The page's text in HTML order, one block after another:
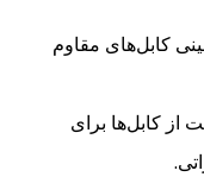
کابل‌های مقاوم
از کابل‌ها برای